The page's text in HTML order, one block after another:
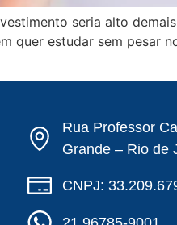
seria alto
quer estudar sem pesar
Rua Professor
Grande – Rio de
CNPJ: